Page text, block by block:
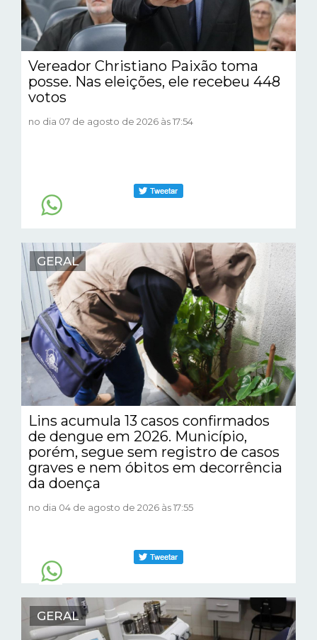
Vereador Christiano Paixão toma
posse. Nas eleições, ele recebeu 448
votos
no dia 07 de agosto de 2026 às 17:54
GERAL
Lins acumula 13 casos confirmados
de dengue em 2026. Município,
porém, segue sem registro de casos
graves e nem óbitos em decorrência
da doença
no dia 04 de agosto de 2026 às 17:55
GERAL